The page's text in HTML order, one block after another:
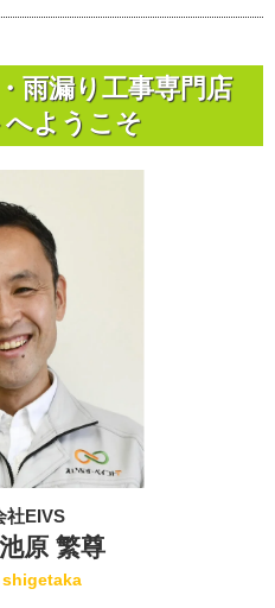
雨漏り工事専門店
ようこそ
社EIVS
原 繁尊